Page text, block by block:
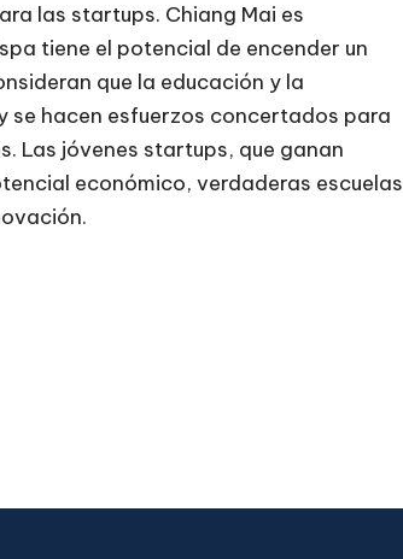
las startups. Chiang Mai es
tiene el potencial de encender un
que la educación y la
se hacen esfuerzos concertados para
Las jóvenes startups, que ganan
económico, verdaderas escuelas